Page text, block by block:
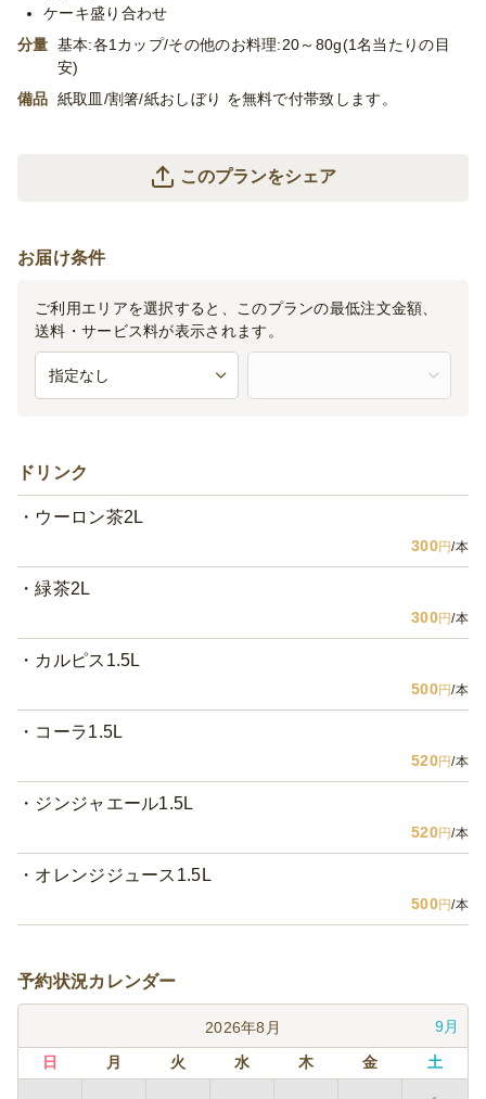
ケーキ盛り合わせ
分量 基本:各1カップ/その他のお料理:20～80g(1名当たりの目
安)
備品 紙取皿/割箸/紙おしぼり を無料で付帯致します。
このプランをシェア
お届け条件
ご利用エリアを選択すると、このプランの最低注文金額、
送料・サービス料が表示されます。
ドリンク
ウーロン茶2L
300円/本
緑茶2L
300円/本
カルピス1.5L
500円/本
コーラ1.5L
520円/本
ジンジャエール1.5L
520円/本
オレンジジュース1.5L
500円/本
予約状況カレンダー
2026年8月 9月
日 月 火 水 木 金 土